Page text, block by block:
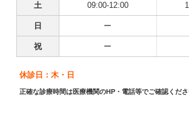
土 09:00-12:00
日 ー
祝 ー
休診日：木・日
正確な診療時間は医療機関のHP・電話等でご確認くだ